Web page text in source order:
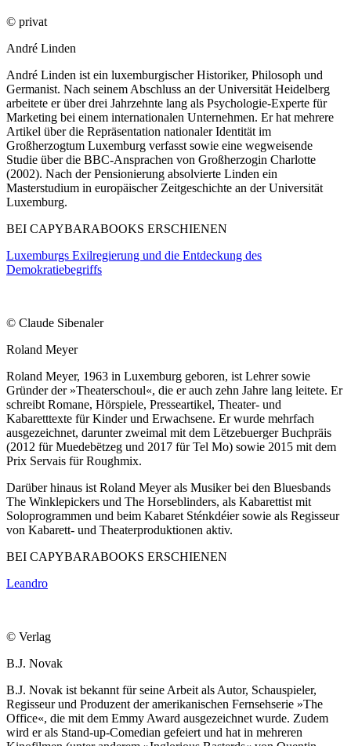
© privat
André Linden
André Linden ist ein luxemburgischer Historiker, Philosoph und
Germanist. Nach seinem Abschluss an der Universität Heidelberg
arbeitete er über drei Jahrzehnte lang als Psychologie-Experte für
Marketing bei einem internationalen Unternehmen. Er hat mehrere
Artikel über die Repräsentation nationaler Identität im
Großherzogtum Luxemburg verfasst sowie eine wegweisende
Studie über die BBC-Ansprachen von Großherzogin Charlotte
(2002). Nach der Pensionierung absolvierte Linden ein
Masterstudium in europäischer Zeitgeschichte an der Universität
Luxemburg.
BEI CAPYBARABOOKS ERSCHIENEN
Luxemburgs Exilregierung und die Entdeckung des
Demokratiebegriffs
© Claude Sibenaler
Roland Meyer
Roland Meyer, 1963 in Luxemburg geboren, ist Lehrer sowie
Gründer der »Theaterschoul«, die er auch zehn Jahre lang leitete. Er
schreibt Romane, Hörspiele, Presseartikel, Theater- und
Kabaretttexte für Kinder und Erwachsene. Er wurde mehrfach
ausgezeichnet, darunter zweimal mit dem Lëtzebuerger Buchpräis
(2012 für Muedebëtzeg und 2017 für Tel Mo) sowie 2015 mit dem
Prix Servais für Roughmix.
Darüber hinaus ist Roland Meyer als Musiker bei den Bluesbands
The Winklepickers und The Horseblinders, als Kabarettist mit
Soloprogrammen und beim Kabaret Sténkdéier sowie als Regisseur
von Kabarett- und Theaterproduktionen aktiv.
BEI CAPYBARABOOKS ERSCHIENEN
Leandro
© Verlag
B.J. Novak
B.J. Novak ist bekannt für seine Arbeit als Autor, Schauspieler,
Regisseur und Produzent der amerikanischen Fernsehserie »The
Office«, die mit dem Emmy Award ausgezeichnet wurde. Zudem
wird er als Stand-up-Comedian gefeiert und hat in mehreren